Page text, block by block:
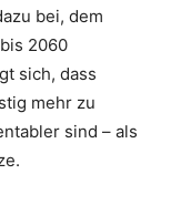
bei, dem
2060
sich, dass
mehr zu
sind – als